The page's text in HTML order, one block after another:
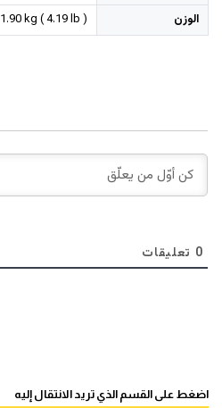
الوزن
1.90 kg ( 4.19 lb )
0 تعليقات
اضغط على القسم الذي تريد الانتقال إليه